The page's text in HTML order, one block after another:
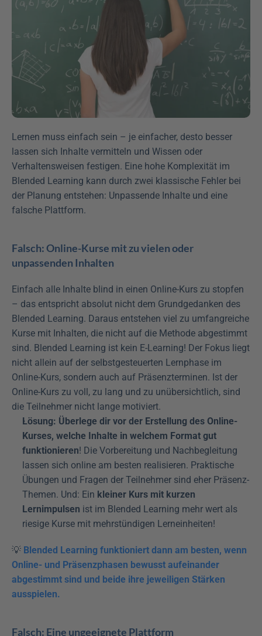
Lernen muss einfach sein – je einfacher, desto besser
lassen sich Inhalte vermitteln und Wissen oder
Verhaltensweisen festigen. Eine hohe Komplexität im
Blended Learning kann durch zwei klassische Fehler bei
der Planung entstehen: Unpassende Inhalte und eine
falsche Plattform.
Falsch: Online-Kurse mit zu vielen oder
unpassenden Inhalten
Einfach alle Inhalte blind in einen Online-Kurs zu stopfen
– das entspricht absolut nicht dem Grundgedanken des
Blended Learning. Daraus entstehen viel zu umfangreiche
Kurse mit Inhalten, die nicht auf die Methode abgestimmt
sind. Blended Learning ist kein E-Learning! Der Fokus liegt
nicht allein auf der selbstgesteuerten Lernphase im
Online-Kurs, sondern auch auf Präsenzterminen. Ist der
Online-Kurs zu voll, zu lang und zu unübersichtlich, sind
die Teilnehmer nicht lange motiviert.
Lösung: Überlege dir vor der Erstellung des Online-
Kurses, welche Inhalte in welchem Format gut
funktionieren! Die Vorbereitung und Nachbegleitung
lassen sich online am besten realisieren. Praktische
Übungen und Fragen der Teilnehmer sind eher Präsenz-
Themen. Und: Ein kleiner Kurs mit kurzen
Lernimpulsen ist im Blended Learning mehr wert als
riesige Kurse mit mehrstündigen Lerneinheiten!
💡 Blended Learning funktioniert dann am besten, wenn
Online- und Präsenzphasen bewusst aufeinander
abgestimmt sind und beide ihre jeweiligen Stärken
ausspielen.
Falsch: Eine ungeeignete Plattform